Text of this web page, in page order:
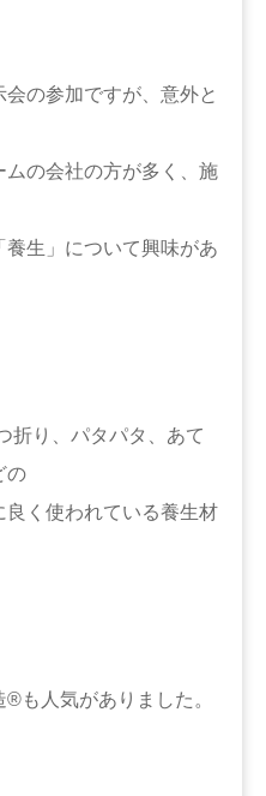
の参加ですが、意外と
の会社の方が多く、施
生」について興味があ
折り、パタパタ、あて
の
良く使われている養生材
も人気がありました。